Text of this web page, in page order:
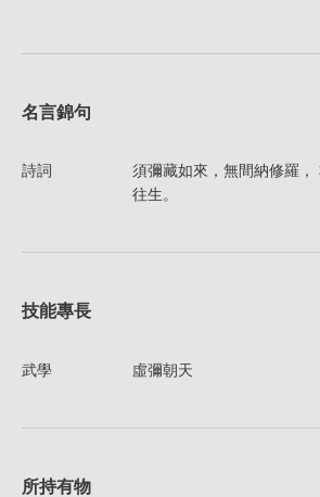
名言錦句
詩詞
須彌藏如來，無間納修羅
往生。
技能專長
武學 虛彌朝天
所持有物